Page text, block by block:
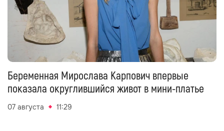
Беременная Мирослава Карпович впервые
показала округлившийся живот в мини-платье
07 августа 11:29